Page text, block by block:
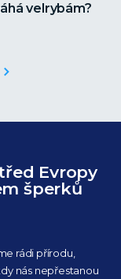
velrybám?
Evropy
šperků
rádi přírodu,
nás nepřestanou